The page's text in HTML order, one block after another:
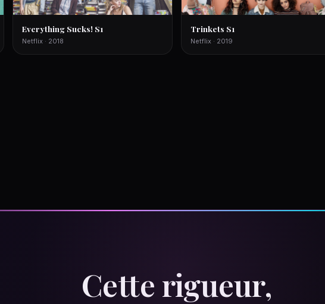
Everything Sucks! S1
Netflix · 2018
Trinkets S1
Netflix · 2019
Cette rigueur,